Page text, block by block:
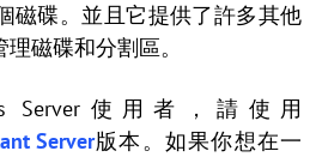
磁碟。並且它提供了許多其他
磁碟和分割區。
Server使用者，請使用
Server版本。如果你想在一